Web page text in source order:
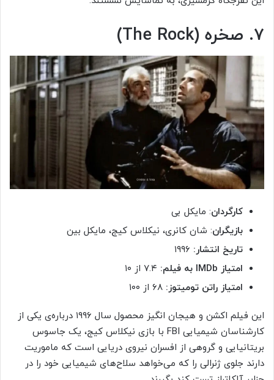
۷. صخره (The Rock)
کارگردان: مایکل بی
بازیگران: شان کانری، نیکلاس کیج، مایکل بین
تاریخ انتشار:
امتیاز IMDb به فیلم:
امتیاز راتن تومیتوز:
این فیلم اکشن و هیجان انگیز محصول سال ۱۹۹۶ درباره‌ی یکی از
کارشناسان شیمیایی FBI با بازی نیکلاس کیج، یک جاسوس
بریتانیایی و گروهی از افسران نیروی دریایی است که ماموریت
دارند جلوی ژنرالی را که می‌خواهد سلاح‌های شیمیایی خود را در